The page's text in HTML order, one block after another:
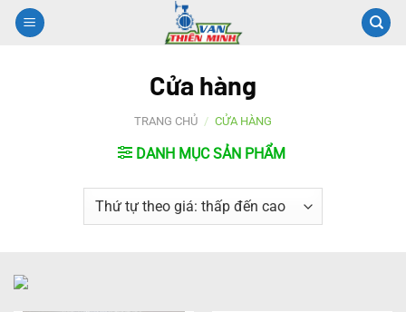
Chuyển
đến
Cửa hàng
TRANG CHỦ / CỬA HÀNG
DANH MỤC SẢN PHẨM